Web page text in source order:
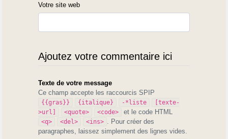
Votre site web
Ajoutez votre commentaire ici
Texte de votre message
Ce champ accepte les raccourcis SPIP
{{gras}} {italique} -*liste
[texte-
>url]
<quote> <code> et le code HTML
<q> <del> <ins>
. Pour créer des
paragraphes, laissez simplement des lignes vides.